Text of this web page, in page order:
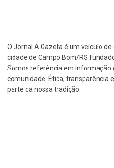
O Jornal A Gazeta é um veículo
cidade de Campo Bom/RS
Somos referência em informação
comunidade. Ética, transparência
parte da nossa tradição.